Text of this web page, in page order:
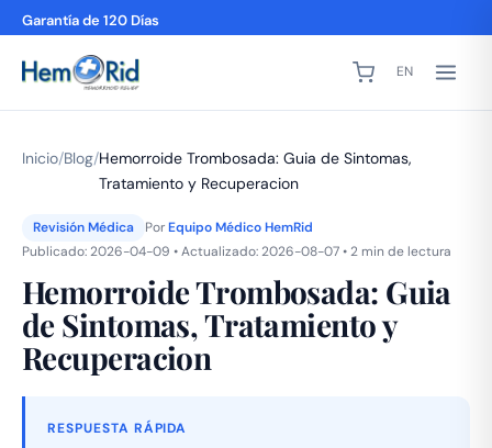
Garantía de 120 Días
EN
Inicio/Blog/Hemorroide Trombosada: Guia de Sintomas,
Tratamiento y Recuperacion
Revisión Médica PorEquipo Médico HemRid
Publicado: 2026-04-09 • Actualizado: 2026-08-07 • 2 min de lectura
Hemorroide Trombosada: Guia
de Sintomas, Tratamiento y
Recuperacion
RESPUESTA RÁPIDA